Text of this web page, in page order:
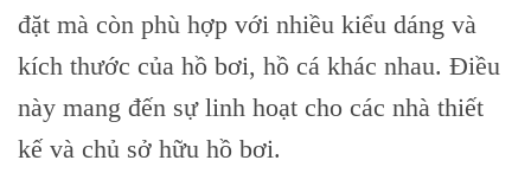
đặt mà còn phù hợp với nhiều kiểu dáng và
kích thước của hồ bơi, hồ cá khác nhau. Điều
này mang đến sự linh hoạt cho các nhà thiết
kế và chủ sở hữu hồ bơi.